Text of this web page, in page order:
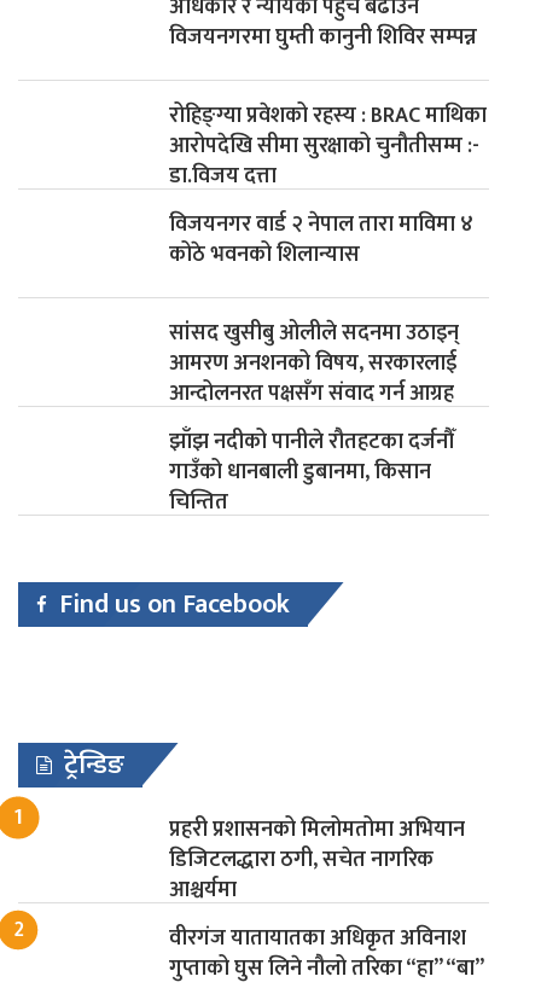
विजयनगरमा घुम्ती कानुनी शिविर सम्पन्न
रोहिङ्ग्या प्रवेशको रहस्य : BRAC माथिका
आरोपदेखि सीमा सुरक्षाको चुनौतीसम्म :-
डा.विजय दत्ता
विजयनगर वार्ड २ नेपाल तारा माविमा ४
कोठे भवनको शिलान्यास
सांसद खुसीबु ओलीले सदनमा उठाइन्
आमरण अनशनको विषय, सरकारलाई
आन्दोलनरत पक्षसँग संवाद गर्न आग्रह
झाँझ नदीको पानीले रौतहटका दर्जनौँ
गाउँको धानबाली डुबानमा, किसान
चिन्तित
Find us on Facebook
ट्रेन्डिङ
प्रहरी प्रशासनको मिलोमतोमा अभियान
डिजिटलद्धारा ठगी, सचेत नागरिक
आश्चर्यमा
वीरगंज यातायातका अधिकृत अविनाश
गुप्ताको घुस लिने नौलो तरिका “हा” “बा”